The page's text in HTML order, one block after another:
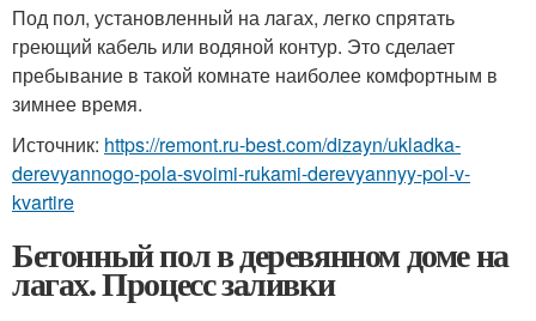
Под пол, установленный на лагах, легко спрятать
греющий кабель или водяной контур. Это сделает
пребывание в такой комнате наиболее комфортным в
зимнее время.
Источник: https://remont.ru-best.com/dizayn/ukladka-
derevyannogo-pola-svoimi-rukami-derevyannyy-pol-v-
kvartire
Бетонный пол в деревянном доме на
лагах. Процесс заливки